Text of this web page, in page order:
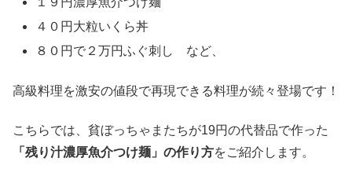
４０円大粒いくら丼
８０円で２万円ふぐ刺し など、
高級料理を激安の値段で再現できる料理が続々登場です！
こちらでは、貧ぼっちゃまたちが19円の代替品で作った
「残り汁濃厚魚介つけ麺」の作り方をご紹介します。